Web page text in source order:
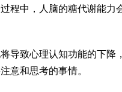
程中，人脑的糖代谢能
导致心理认知功能的下
意和思考的事情。